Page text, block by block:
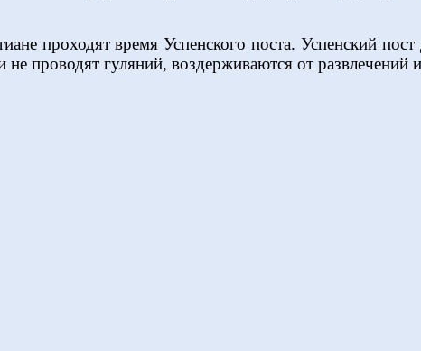
проходят время Успенского поста. Успенский пост
проводят гуляний, воздерживаются от развлечений